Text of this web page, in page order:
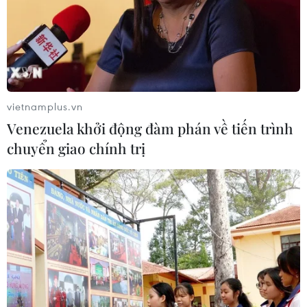
TIN LIÊN QUAN
vietnamplus.vn
Venezuela khởi động đàm phán về tiến trình
chuyển giao chính trị